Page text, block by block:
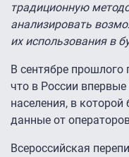
традиционную
анализировать
их использования в
В сентябре
что в России
населения, в
данные от
Всероссийская